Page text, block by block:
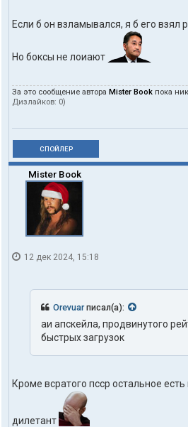
Если б он взламывался, я б его взял
Но боксы не лоиают
За это сообщение автора Mister Book пока
Дизлайков: 0)
СПОЙЛЕР
Mister Book
12 дек 2024, 15:18
Orevuarписал(а):
аи апскейла, продвинутого
быстрых загрузок
Кроме всратого псср остальное есть
дилетант